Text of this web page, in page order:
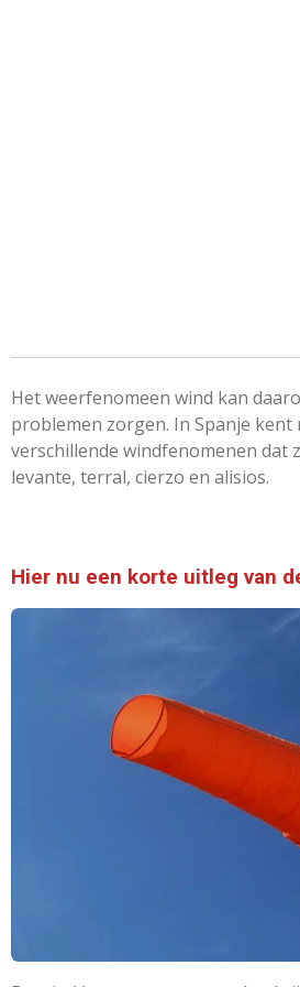
Het weerfenomeen wind kan
problemen zorgen. In Spanje kent
verschillende windfenomenen dat
levante, terral, cierzo en alisios.
Hier nu een korte uitleg van